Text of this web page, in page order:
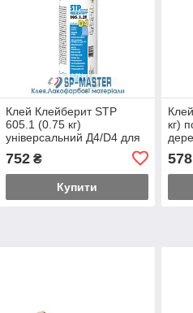
Клей Клейберит STP
605.1 (0.75 кг)
універсальний Д4/D4 для
дерева, пластику, металу,
кераміки,скла,фарбований
поверхонь
752₴
Купити
кг)
578